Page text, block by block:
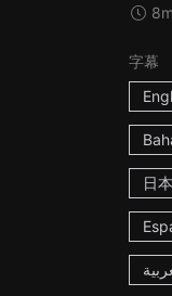
8m
字幕
日